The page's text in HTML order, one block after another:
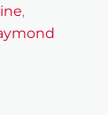
,